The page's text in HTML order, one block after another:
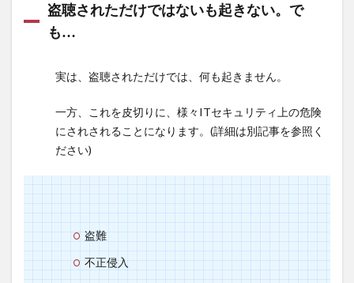
か？
され
けで
はな
いも
い。
でも…
2
具体
的な
盗聴されただけではないも起きない。で
も…
実は、盗聴されただけでは、何も起きません。
一方、これを皮切りに、様々ITセキュリティ上の危険
にされされることになります。(詳細は別記事を参照く
ださい)
盗難
不正侵入